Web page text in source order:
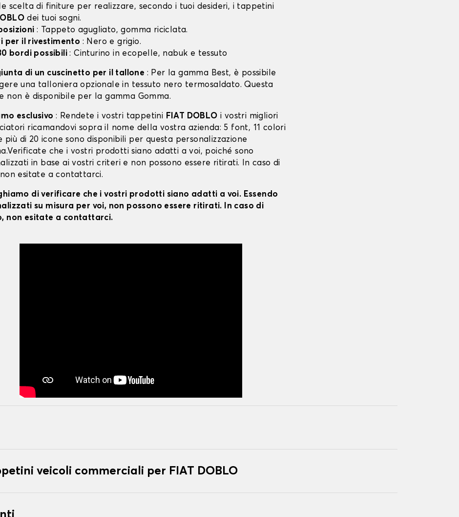
scelta di finiture per realizzare, secondo i tuoi desideri, i tappetini
dei tuoi sogni.
: Tappeto agugliato, gomma riciclata.
per il rivestimento : Nero e grigio.
bordi possibili: Cinturino in ecopelle, nabuk e tessuto
di un cuscinetto per il tallone : Per la gamma Best, è possibile
una talloniera opzionale in tessuto nero termosaldato. Questa
non è disponibile per la gamma Gomma.
esclusivo : Rendete i vostri tappetini FIAT DOBLO i vostri migliori
ricamandovi sopra il nome della vostra azienda: 5 font, 11 colori
più di 20 icone sono disponibili per questa personalizzazione
che i vostri prodotti siano adatti a voi, poiché sono
in base ai vostri criteri e non possono essere ritirati. In caso di
esitate a contattarci.
di verificare che i vostri prodotti siano adatti a voi. Essendo
su misura per voi, non possono essere ritirati. In caso di
non esitate a contattarci.
veicoli commerciali per FIAT DOBLO